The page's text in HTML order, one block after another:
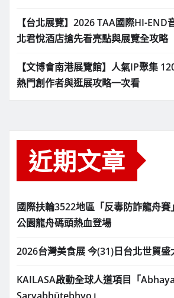
【台北展覽】2026 TAA國際HI-END
北君悅酒店搶先看亮點與展覽全攻略
【文博會南港展覽館】人氣IP聚集
熱門創作者與逛展攻略一次看
近期文章
國際扶輪3522地區「反毒防詐龍舟
公園龍舟碼頭熱血登場
2026台灣美食展 今(31)日台北世貿盛
KAILASA啟動全球人道項目「